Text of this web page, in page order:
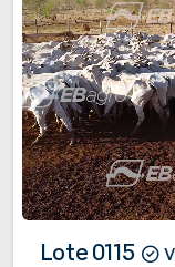
Lote 0115